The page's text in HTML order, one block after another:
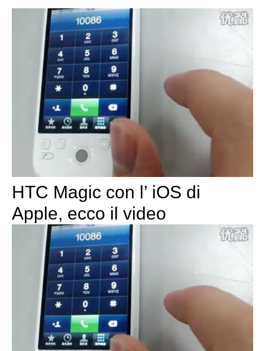
HTC Magic con l’ iOS di
Apple, ecco il video